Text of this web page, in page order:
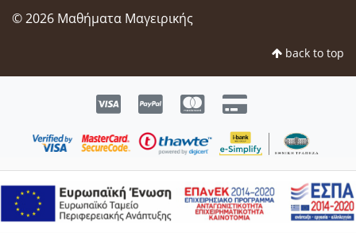
© 2026 Μαθήματα Μαγειρικής
back to top